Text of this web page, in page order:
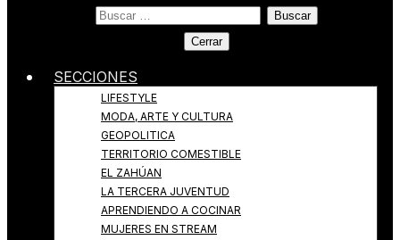
Cerrar
SECCIONES
LIFESTYLE
MODA, ARTE Y CULTURA
GEOPOLITICA
TERRITORIO COMESTIBLE
EL ZAHÚAN
LA TERCERA JUVENTUD
APRENDIENDO A COCINAR
MUJERES EN STREAM